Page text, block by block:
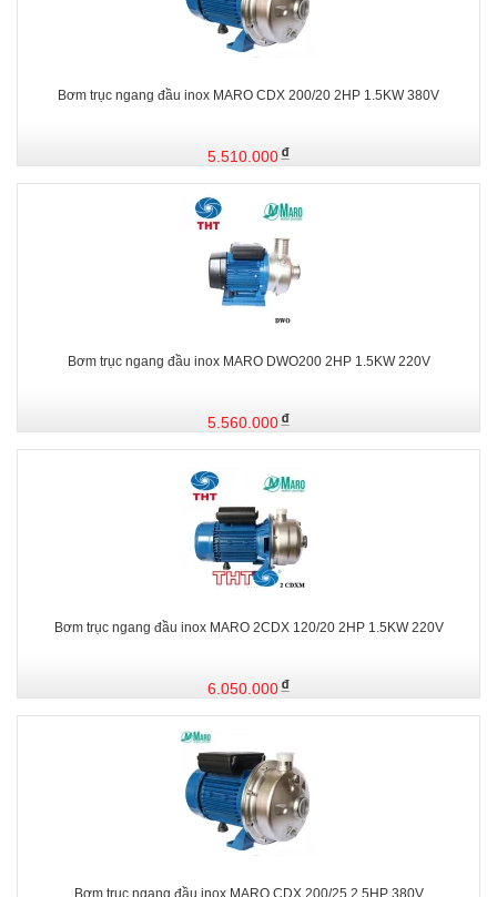
Bơm trục ngang đầu inox MARO CDX 200/20 2HP 1.5KW 380V
5.510.000
Bơm trục ngang đầu inox MARO DWO200 2HP 1.5KW 220V
5.560.000
Bơm trục ngang đầu inox MARO 2CDX 120/20 2HP 1.5KW 220V
6.050.000
Bơm trục ngang đầu inox MARO CDX 200/25 2.5HP 380V